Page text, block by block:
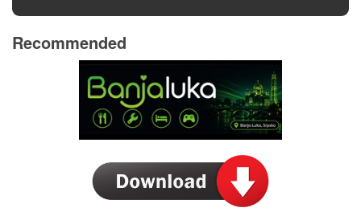
Recommended